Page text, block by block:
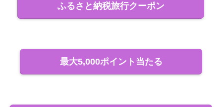
ふるさと納税旅行クーポン
最大5,000ポイント当たる